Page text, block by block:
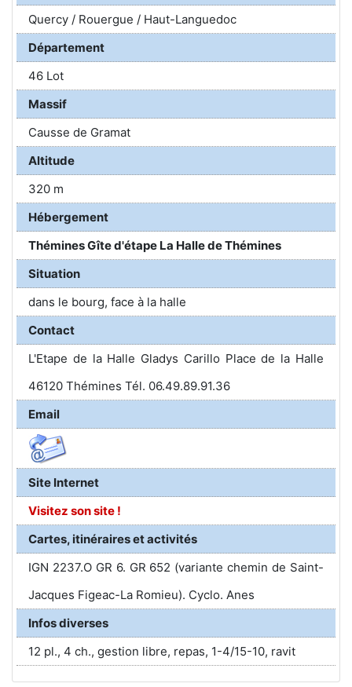
Quercy / Rouergue / Haut-Languedoc
Département
46 Lot
Massif
Causse de Gramat
Altitude
320 m
Hébergement
Thémines Gîte d'étape La Halle de Thémines
Situation
dans le bourg, face à la halle
Contact
L'Etape de la Halle Gladys Carillo Place de la Halle
46120 Thémines Tél. 06.49.89.91.36
Email
Site Internet
Visitez son site !
Cartes, itinéraires et activités
IGN 2237.O GR 6. GR 652 (variante chemin de Saint-
Jacques Figeac-La Romieu). Cyclo. Anes
Infos diverses
12 pl., 4 ch., gestion libre, repas, 1-4/15-10, ravit